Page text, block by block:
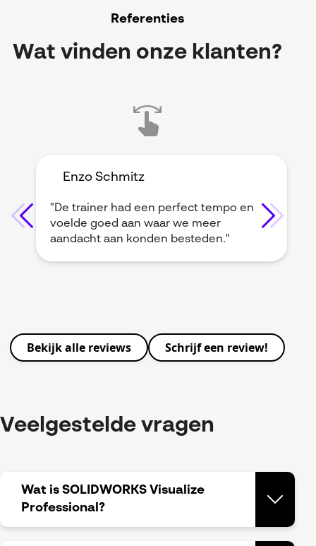
Referenties
Wat vinden onze klanten?
Enzo Schmitz
"De trainer had een perfect tempo en
voelde goed aan waar we meer
aandacht aan konden besteden."
Bekijk alle reviews Schrijf een review!
Veelgestelde vragen
Wat is SOLIDWORKS Visualize
Professional?